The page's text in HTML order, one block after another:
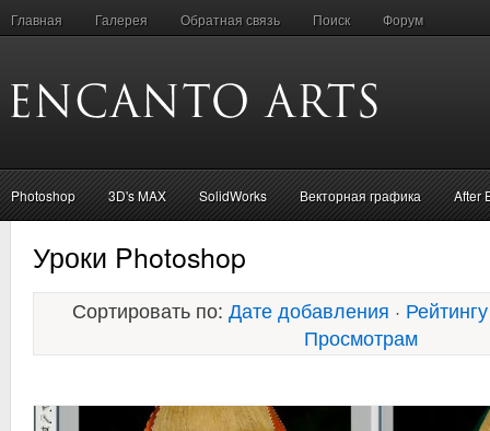
Главная Галерея Обратная связь Поиск Форум
Photoshop 3D's MAX SolidWorks Векторная графика After
Уроки Photoshop
Сортировать по: Дате добавления · Рейтингу
Просмотрам